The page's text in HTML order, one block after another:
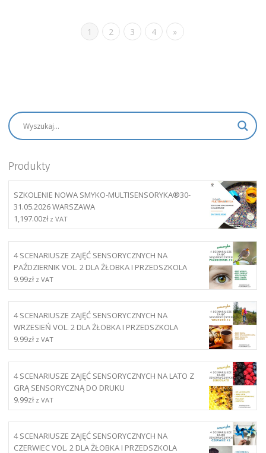
1 2 3 4 »
Produkty
SZKOLENIE NOWA SMYKO-MULTISENSORYKA®30-
31.05.2026 WARSZAWA
1,197.00zł z VAT
4 SCENARIUSZE ZAJĘĆ SENSORYCZNYCH NA
PAŹDZIERNIK VOL. 2 DLA ŻŁOBKA I PRZEDSZKOLA
9.99zł z VAT
4 SCENARIUSZE ZAJĘĆ SENSORYCZNYCH NA
WRZESIEŃ VOL. 2 DLA ŻŁOBKA I PRZEDSZKOLA
9.99zł z VAT
4 SCENARIUSZE ZAJĘĆ SENSORYCZNYCH NA LATO Z
GRĄ SENSORYCZNĄ DO DRUKU
9.99zł z VAT
4 SCENARIUSZE ZAJĘĆ SENSORYCZNYCH NA
CZERWIEC VOL. 2 DLA ŻŁOBKA I PRZEDSZKOLA